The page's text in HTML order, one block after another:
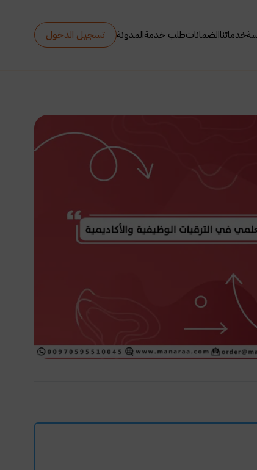
خدماتناالضماناتطلب خدمةالمدونة تسجيل الدخول